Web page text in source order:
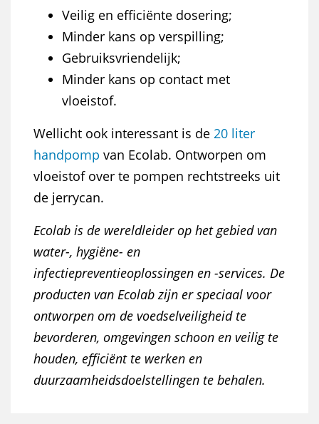
Veilig en efficiënte dosering;
Minder kans op verspilling;
Gebruiksvriendelijk;
Minder kans op contact met
vloeistof.
Wellicht ook interessant is de 20 liter
handpomp van Ecolab. Ontworpen om
vloeistof over te pompen rechtstreeks uit
de jerrycan.
Ecolab is de wereldleider op het gebied van
water-, hygiëne- en
infectiepreventieoplossingen en -services. De
producten van Ecolab zijn er speciaal voor
ontworpen om de voedselveiligheid te
bevorderen, omgevingen schoon en veilig te
houden, efficiënt te werken en
duurzaamheidsdoelstellingen te behalen.